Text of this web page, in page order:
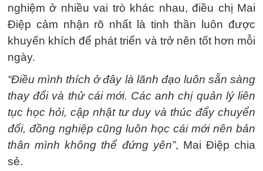
nghiệm ở nhiều vai trò khác nhau, điều chị Mai
Điệp cảm nhận rõ nhất là tinh thần luôn được
khuyến khích để phát triển và trở nên tốt hơn mỗi
ngày.
“Điều mình thích ở đây là lãnh đạo luôn sẵn sàng
thay đổi và thử cái mới. Các anh chị quản lý liên
tục học hỏi, cập nhật tư duy và thúc đẩy chuyển
đổi, đồng nghiệp cũng luôn học cái mới nên bản
thân mình không thể đứng yên”, Mai Điệp chia
sẻ.